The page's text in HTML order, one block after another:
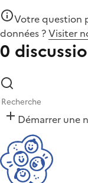
Votre question
données ?Visiter
0
Démarrer une